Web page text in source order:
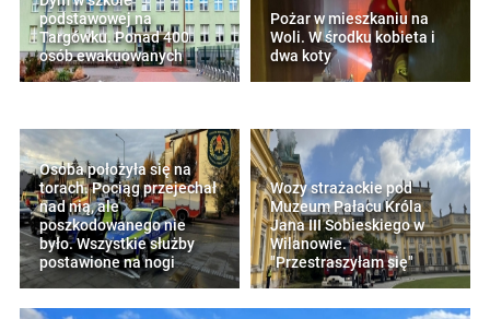
podstawowej na
Targówku. Ponad 400
osób ewakuowanych
Pożar w mieszkaniu na
Woli. W środku kobieta i
dwa koty
Osoba położyła się na
torach. Pociąg przejechał
nad nią, ale
poszkodowanego nie
było. Wszystkie służby
postawione na nogi
Wozy strażackie pod
Muzeum Pałacu Króla
Jana III Sobieskiego w
Wilanowie.
"Przestraszyłam się"